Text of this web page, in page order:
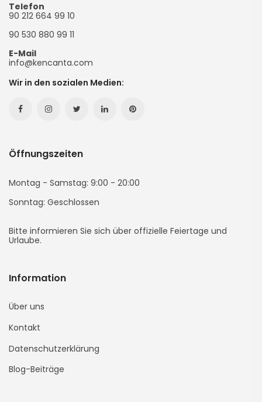
Telefon
90 212 664 99 10
90 530 880 99 11
E-Mail
info@kencanta.com
Wir in den sozialen Medien:
Facebook
(yeni
Sayfada
Açılır)
Instagram
(yeni
Sayfada
Açılır)
Twitter
(yeni
Sayfada
Açılır)
Linkedin
Sayfada
Pinterest
Sayfada
Öffnungszeiten
Montag - Samstag: 9:00 - 20:00
Sonntag: Geschlossen
Bitte informieren Sie sich über offizielle Feiertage und
Urlaube.
Information
Über uns
Kontakt
Datenschutzerklärung
Blog-Beiträge